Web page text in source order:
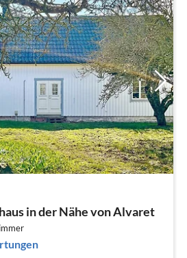
in der Nähe von Alvaret